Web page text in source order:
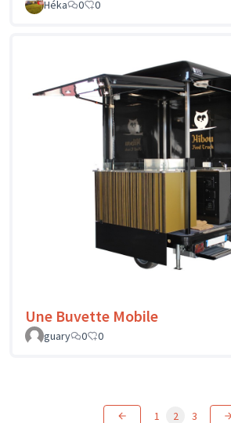
Héka 0 0
Une Buvette Mobile
guary
0 0
1 2 3